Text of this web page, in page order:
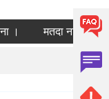
मतदा नामावली